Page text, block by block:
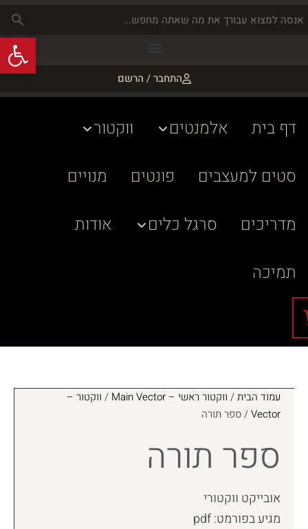
התחבר / הרשם
דף בית אלמנטים
ווקטור
סטים למעצבים
פונטים
מנויים
מדריכים
סרגל כלים
אודות
תמיכה
עמוד הבית/ ווקטור ראשי – Main Vector / ווקטור –
Vector/ ספר תורה
ספר תורה
אובייקט ווקטורי
מגיע בפורמט: pdf